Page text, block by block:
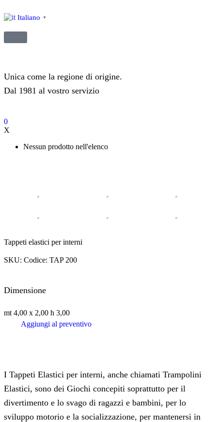
Italiano ▼
Unica come la regione di origine.
Dal 1981 al vostro servizio
0
X
Nessun prodotto nell'elenco
Tappeti elastici per interni
SKU: Codice: TAP 200
Dimensione
mt 4,00 x 2,00 h 3,00
Aggiungi al preventivo
I Tappeti Elastici per interni, anche chiamati Trampolini
Elastici, sono dei Giochi concepiti soprattutto per il
divertimento e lo svago di ragazzi e bambini, per lo
sviluppo motorio e la socializzazione, per mantenersi in